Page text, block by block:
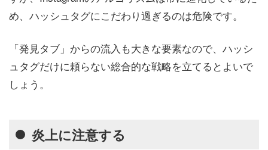
め、ハッシュタグにこだわり過ぎるのは危険です。
「発見タブ」からの流入も大きな要素なので、ハッシ
ュタグだけに頼らない総合的な戦略を立てるとよいで
しょう。
炎上に注意する